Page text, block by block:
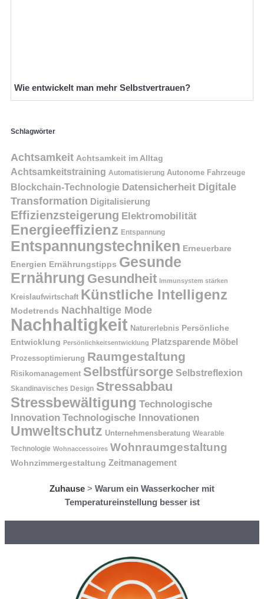
Wie entwickelt man mehr Selbstvertrauen?
Schlagwörter
Achtsamkeit Achtsamkeit im Alltag
Achtsamkeitstraining Automatisierung Autonome Fahrzeuge
Blockchain-Technologie Datensicherheit Digitale
Transformation Digitalisierung
Effizienzsteigerung Elektromobilität
Energieeffizienz Entspannung
Entspannungstechniken Erneuerbare
Energien Ernährungstipps Gesunde
Ernährung Gesundheit Immunsystem stärken
Kreislaufwirtschaft Künstliche Intelligenz
Modetrends Nachhaltige Mode
Nachhaltigkeit Naturerlebnis Persönliche
Entwicklung Persönlichkeitsentwicklung Platzsparende Möbel
Prozessoptimierung Raumgestaltung
Risikomanagement Selbstfürsorge Selbstreflexion
Skandinavisches Design Stressabbau
Stressbewältigung Technologische
Innovation Technologische Innovationen
Umweltschutz Unternehmensberatung Wearable
Technologie Wohnaccessoires Wohnraumgestaltung
Wohnzimmergestaltung Zeitmanagement
Zuhause > Warum ein Wasserkocher mit
Temperatureinstellung besser ist